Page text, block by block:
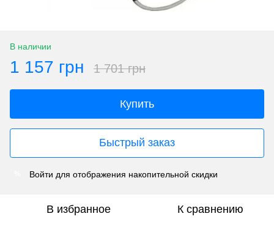
В наличии
1 157 грн 1 701 грн
Купить
Быстрый заказ
Войти для отображения накопительной скидки
В избранное К сравнению